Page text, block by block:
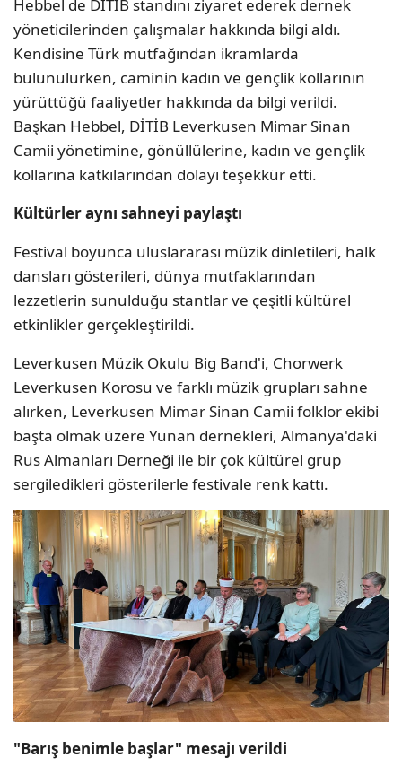
Hebbel de DİTİB standını ziyaret ederek dernek
yöneticilerinden çalışmalar hakkında bilgi aldı.
Kendisine Türk mutfağından ikramlarda
bulunulurken, caminin kadın ve gençlik kollarının
yürüttüğü faaliyetler hakkında da bilgi verildi.
Başkan Hebbel, DİTİB Leverkusen Mimar Sinan
Camii yönetimine, gönüllülerine, kadın ve gençlik
kollarına katkılarından dolayı teşekkür etti.
Kültürler aynı sahneyi paylaştı
Festival boyunca uluslararası müzik dinletileri, halk
dansları gösterileri, dünya mutfaklarından
lezzetlerin sunulduğu stantlar ve çeşitli kültürel
etkinlikler gerçekleştirildi.
Leverkusen Müzik Okulu Big Band'i, Chorwerk
Leverkusen Korosu ve farklı müzik grupları sahne
alırken, Leverkusen Mimar Sinan Camii folklor ekibi
başta olmak üzere Yunan dernekleri, Almanya'daki
Rus Almanları Derneği ile bir çok kültürel grup
sergiledikleri gösterilerle festivale renk kattı.
"Barış benimle başlar" mesajı verildi